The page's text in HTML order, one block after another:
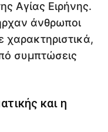
Αγίας Ειρήνης.
άνθρωποι
συμπτώσεις
και η